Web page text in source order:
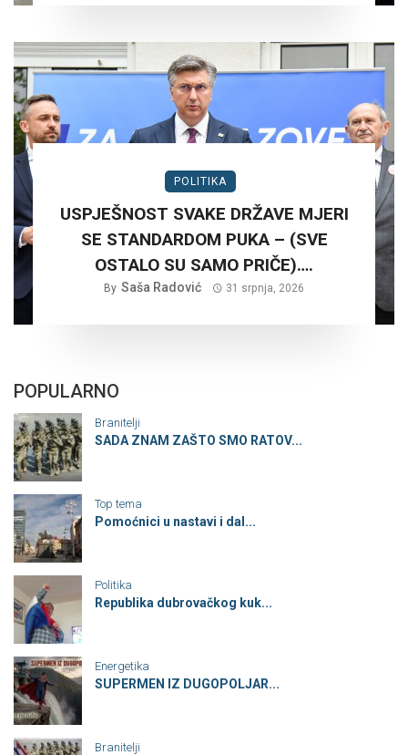
POLITIKA
USPJEŠNOST SVAKE DRŽAVE MJERI
SE STANDARDOM PUKA – (SVE
OSTALO SU SAMO PRIČE)….
By Saša Radović 31 srpnja, 2026
POPULARNO
Branitelji
SADA ZNAM ZAŠTO SMO RATOV...
Top tema
Pomoćnici u nastavi i dal...
Politika
Republika dubrovačkog kuk...
Energetika
SUPERMEN IZ DUGOPOLJAR...
Branitelji